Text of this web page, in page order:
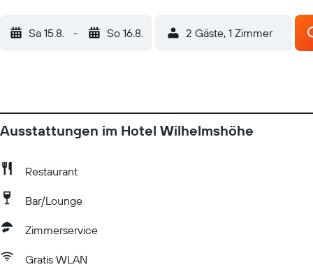
Sa 15.8. - So 16.8. 2 Gäste, 1 Zimmer
Ausstattungen im Hotel Wilhelmshöhe
Restaurant
Bar/Lounge
Zimmerservice
Gratis WLAN